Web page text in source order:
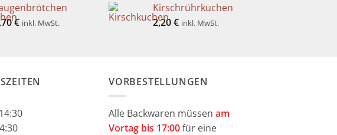
€ inkl. MwSt.
Kirschrührkuchen
2,20€ inkl. MwSt.
VORBESTELLUNGEN
Alle Backwaren müssen am
Vortag bis 17:00für eine